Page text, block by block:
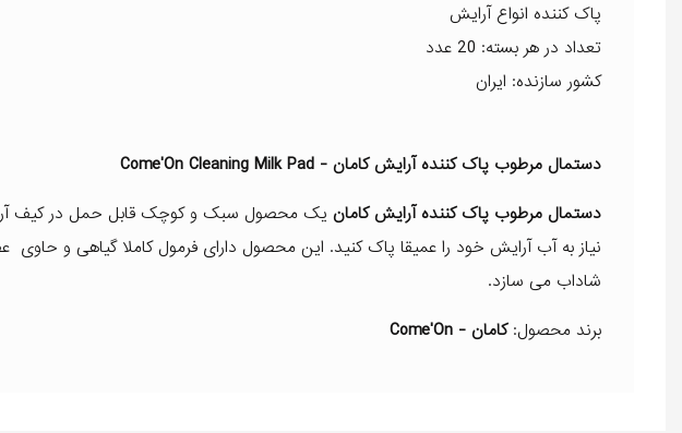
پاک کننده انواع آرایش
تعداد در هر بسته: 20 عدد
کشور سازنده: ایران
دستمال مرطوب پاک کننده آرایش کامان - Come'On Cleaning Milk Pad
دستمال مرطوب پاک کننده آرایش کامان یک محصول سبک و کوچک قابل حمل در کیف
نیاز به آب آرایش خود را عمیقا پاک کنید. این محصول دارای فرمول کاملا گیاهی و
شاداب می سازد.
برند محصول:کامان - Come'On